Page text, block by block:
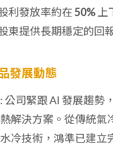
利發放率約在50%
東提供長期穩定的回
發展動態
: 公司緊跟 AI 發展趨勢
解決方案。從傳統氣
冷技術，鴻準已建立